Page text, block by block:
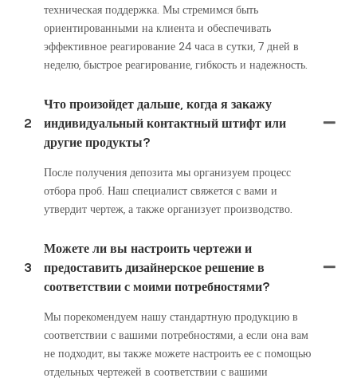
техническая поддержка. Мы стремимся быть
ориентированными на клиента и обеспечивать
эффективное реагирование 24 часа в сутки, 7 дней в
неделю, быстрое реагирование, гибкость и надежность.
2
Что произойдет дальше, когда я закажу
индивидуальный контактный штифт или
другие продукты?
После получения депозита мы организуем процесс
отбора проб. Наш специалист свяжется с вами и
утвердит чертеж, а также организует производство.
3
Можете ли вы настроить чертежи и
предоставить дизайнерское решение в
соответствии с моими потребностями?
Мы порекомендуем нашу стандартную продукцию в
соответствии с вашими потребностями, а если она вам
не подходит, вы также можете настроить ее с помощью
отдельных чертежей в соответствии с вашими